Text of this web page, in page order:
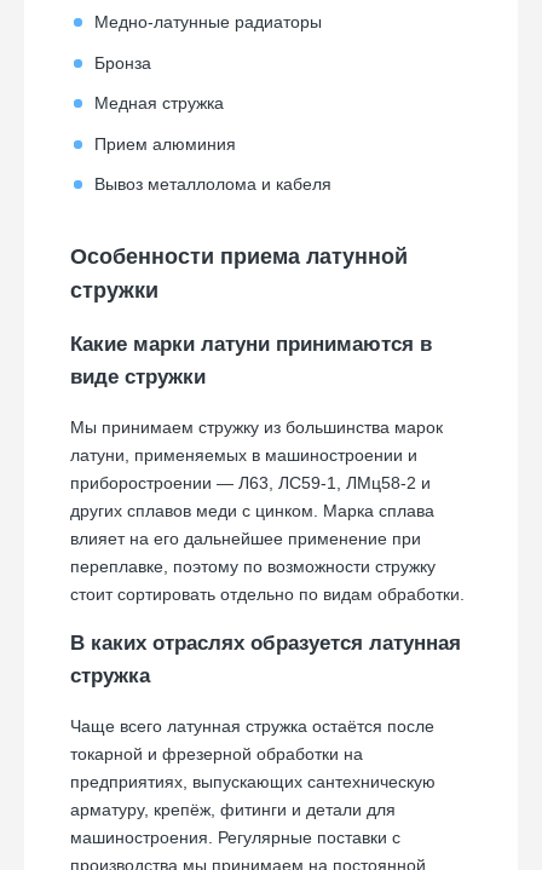
Медно-латунные радиаторы
Бронза
Медная стружка
Прием алюминия
Вывоз металлолома и кабеля
Особенности приема латунной
стружки
Какие марки латуни принимаются в
виде стружки
Мы принимаем стружку из большинства марок
латуни, применяемых в машиностроении и
приборостроении — Л63, ЛС59-1, ЛМц58-2 и
других сплавов меди с цинком. Марка сплава
влияет на его дальнейшее применение при
переплавке, поэтому по возможности стружку
стоит сортировать отдельно по видам обработки.
В каких отраслях образуется латунная
стружка
Чаще всего латунная стружка остаётся после
токарной и фрезерной обработки на
предприятиях, выпускающих сантехническую
арматуру, крепёж, фитинги и детали для
машиностроения. Регулярные поставки с
производства мы принимаем на постоянной